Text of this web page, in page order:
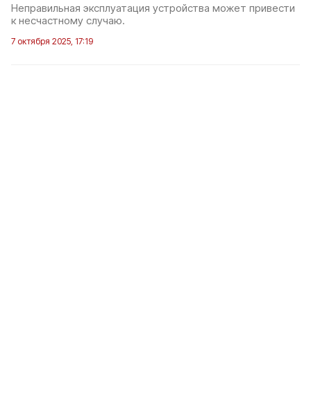
Неправильная эксплуатация устройства может привести
к несчастному случаю.
7 октября 2025, 17:19